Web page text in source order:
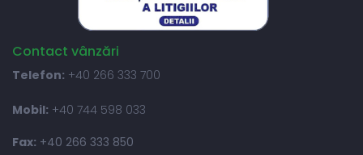
Contact vânzări
Telefon: +40 266 333 700
Mobil: +40 744 598 033
Fax: +40 266 333 850